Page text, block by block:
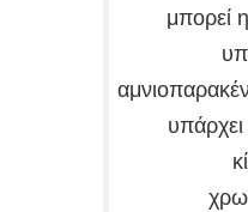
μπορεί